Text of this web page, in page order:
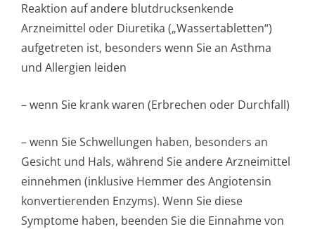
Reaktion auf andere blutdrucksenkende
Arzneimittel oder Diuretika („Wassertabletten“)
aufgetreten ist, besonders wenn Sie an Asthma
und Allergien leiden
– wenn Sie krank waren (Erbrechen oder Durchfall)
– wenn Sie Schwellungen haben, besonders an
Gesicht und Hals, während Sie andere Arzneimittel
einnehmen (inklusive Hemmer des Angiotensin
konvertierenden Enzyms). Wenn Sie diese
Symptome haben, beenden Sie die Einnahme von